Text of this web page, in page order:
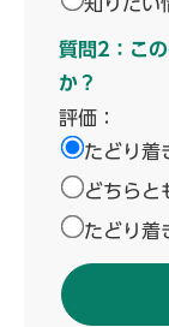
知りたい
質問2：こ
か？
評価：
たどり着
どちらと
たどり着